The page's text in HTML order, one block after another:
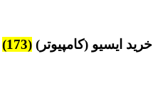
خرید ایسیو (کامپیوتر) (173)